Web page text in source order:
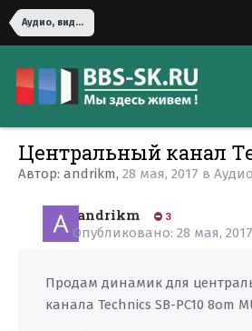
Аудио, видео техника
Центральный канал
Автор: andrikm, 28 мая, 2017 в
andrikm 3
Опубликовано: 28 мая, 2017
Продам динамик для
канала Technics SB-PC10 8om